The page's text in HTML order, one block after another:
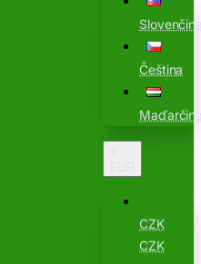
Čeština
CZK
CZK